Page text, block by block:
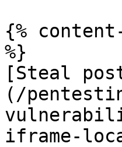
{%
%}
[Steal
(/
iframe-